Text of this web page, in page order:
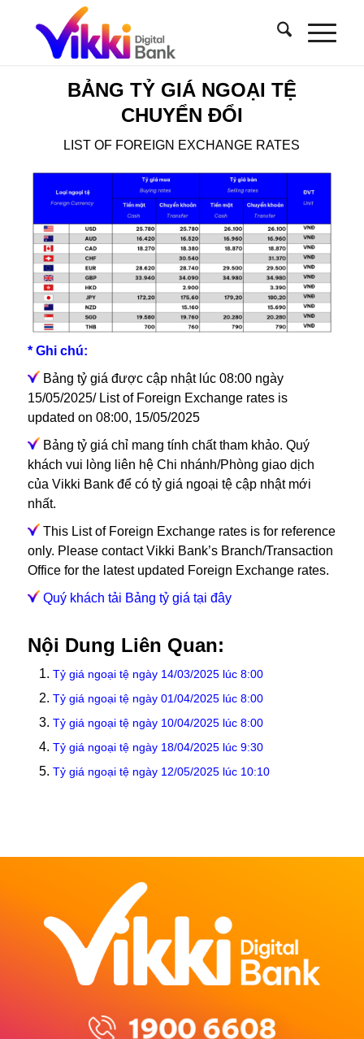
BẢNG TỶ GIÁ NGOẠI TỆ
CHUYỂN ĐỔI
LIST OF FOREIGN EXCHANGE RATES
* Ghi chú:
Bảng tỷ giá được cập nhật lúc 08:00 ngày
15/05/2025/ List of Foreign Exchange rates is
updated on 08:00, 15/05/2025
Bảng tỷ giá chỉ mang tính chất tham khảo. Quý
khách vui lòng liên hệ Chi nhánh/Phòng giao dịch
của Vikki Bank để có tỷ giá ngoại tệ cập nhật mới
nhất.
This List of Foreign Exchange rates is for reference
only. Please contact Vikki Bank’s Branch/Transaction
Office for the latest updated Foreign Exchange rates.
Quý khách tải Bảng tỷ giá tại đây
Nội Dung Liên Quan:
Tỷ giá ngoại tệ ngày 14/03/2025 lúc 8:00
Tỷ giá ngoại tệ ngày 01/04/2025 lúc 8:00
Tỷ giá ngoại tệ ngày 10/04/2025 lúc 8:00
Tỷ giá ngoại tệ ngày 18/04/2025 lúc 9:30
Tỷ giá ngoại tệ ngày 12/05/2025 lúc 10:10